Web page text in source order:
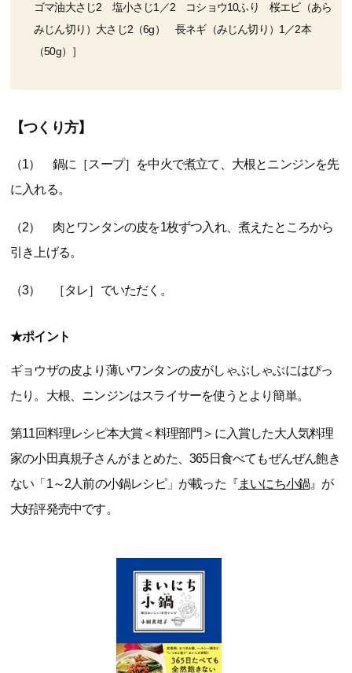
ゴマ油大さじ2 塩小さじ1／2 コショウ10ふり 桜エビ（あら
みじん切り）大さじ2（6g） 長ネギ（みじん切り）1／2本
（50g）］
【つくり方】
（1） 鍋に［スープ］を中火で煮立て、大根とニンジンを先
に入れる。
（2） 肉とワンタンの皮を1枚ずつ入れ、煮えたところから
引き上げる。
（3） ［タレ］でいただく。
★ポイント
ギョウザの皮より薄いワンタンの皮がしゃぶしゃぶにはぴっ
たり。大根、ニンジンはスライサーを使うとより簡単。
第11回料理レシピ本大賞＜料理部門＞に入賞した大人気料理
家の小田真規子さんがまとめた、365日食べてもぜんぜん飽き
ない「1～2人前の小鍋レシピ」が載った『まいにち小鍋』が
大好評発売中です。